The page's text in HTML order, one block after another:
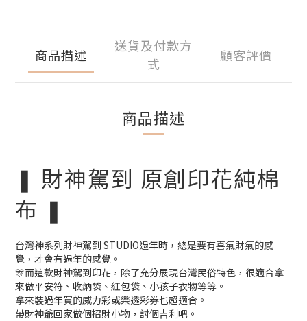
商品描述
送貨及付款方
式
顧客評價
商品描述
❚ 財神駕到 原創印花純棉
布 ❚
台灣神系列財神駕到 STUDIO過年時，總是要有喜氣財氣的感
覺，才會有過年的感覺。
🎊而這款財神駕到印花，除了充分展現台灣民俗特色，很適合拿
來做平安符、收納袋、紅包袋、小孩子衣物等等。
拿來裝過年買的威力彩或樂透彩券也超適合。
帶財神爺回家做個招財小物，討個吉利吧。